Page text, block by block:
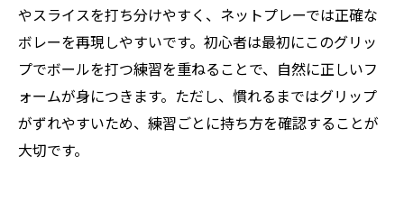
やスライスを打ち分けやすく、ネットプレーでは正確な
ボレーを再現しやすいです。初心者は最初にこのグリッ
プでボールを打つ練習を重ねることで、自然に正しいフ
ォームが身につきます。ただし、慣れるまではグリップ
がずれやすいため、練習ごとに持ち方を確認することが
大切です。